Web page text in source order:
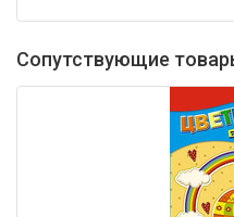
Сопутствующие